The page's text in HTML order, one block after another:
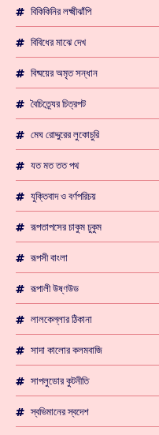
বিকিকিনির লক্ষ্মীঝাঁপি
বিবিধের মাঝে দেখ
বিষ্ময়ের অমৃত সন্ধান
বৈচিত্র্যের চিত্রপট
মেঘ রোদ্দুরের লুকোচুরি
যত মত তত পথ
যুক্তিবাদ ও বর্ণপরিচয়
রূপতাপসের চাকুম চুকুম
রূপসী বাংলা
রূপালী উষ্ণউড
লালকেল্লার ঠিকানা
সাদা কালোর কলমবাজি
সাপলুডোর কুটনীতি
স্বভিমানের স্বদেশ